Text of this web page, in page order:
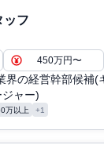
ッフ
450万円〜
界の経営幹部候補(
ャー)
万以上 +1